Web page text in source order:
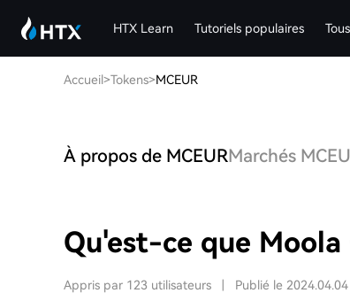
HTX Learn Tutoriels populaires
Accueil>Tokens>MCEUR
À propos de MCEURMarchés
Qu'est-ce que Moola
Appris par 123 utilisateurs Publié le 2024.04.04